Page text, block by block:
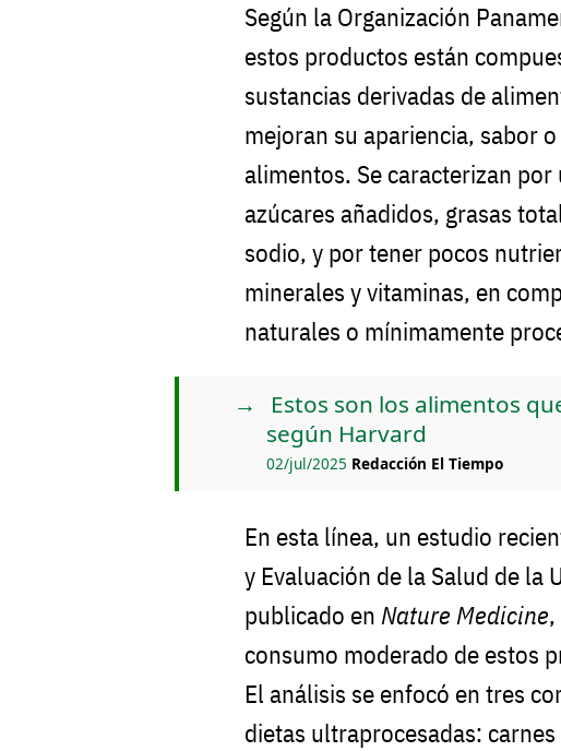
Según la Organización
estos productos están
sustancias derivadas de
mejoran su apariencia, sabor
alimentos. Se caracterizan
azúcares añadidos, grasas
sodio, y por tener pocos
minerales y vitaminas, en
naturales o mínimamente
Estos son los alimentos
según Harvard
02/jul/2025 Redacción El Tiempo
En esta línea, un estudio
y Evaluación de la Salud de la
publicado en Nature Medicine
consumo moderado de estos
El análisis se enfocó en tres
dietas ultraprocesadas: